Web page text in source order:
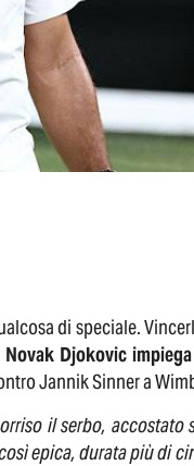
di speciale.
Novak Djokovic
Jannik Sinner a
il serbo, accostato
epica, durata più di